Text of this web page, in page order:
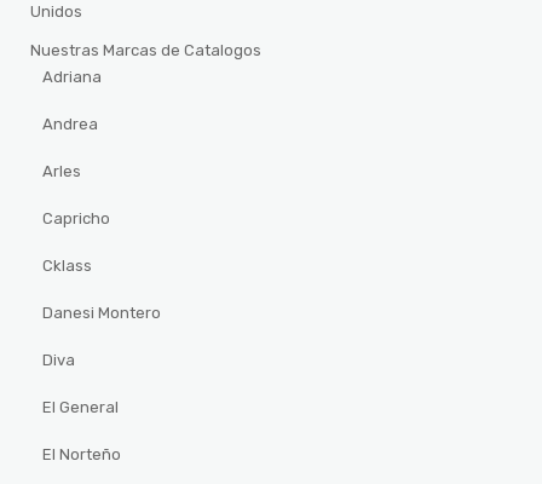
Unidos
Nuestras Marcas de Catalogos
Adriana
Andrea
Arles
Capricho
Cklass
Danesi Montero
Diva
El General
El Norteño